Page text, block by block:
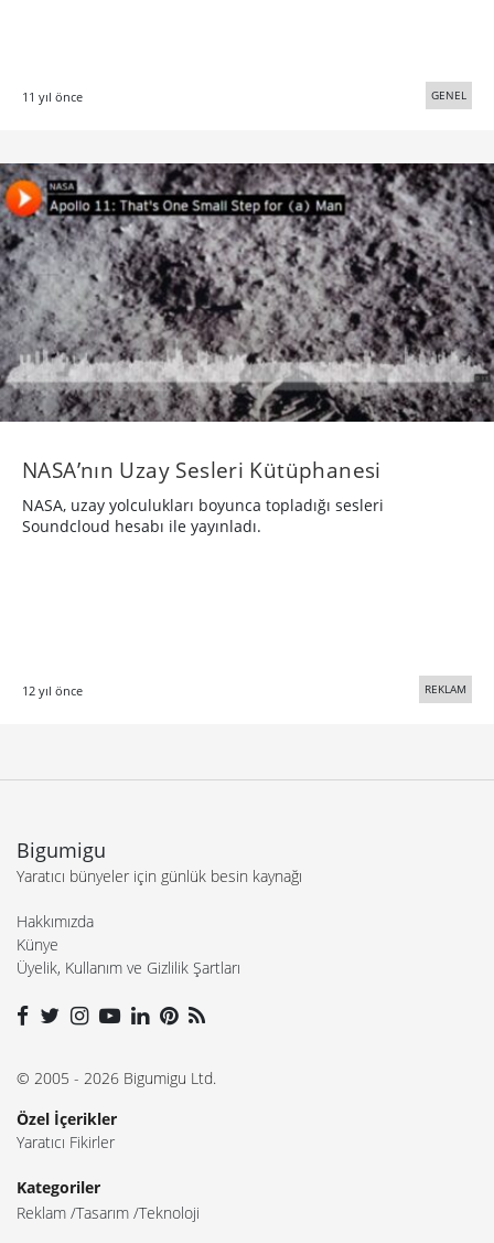
11 yıl önce GENEL
NASA’nın Uzay Sesleri Kütüphanesi
NASA, uzay yolculukları boyunca topladığı sesleri
Soundcloud hesabı ile yayınladı.
12 yıl önce REKLAM
Bigumigu
Yaratıcı bünyeler için günlük besin kaynağı
Hakkımızda
Künye
Üyelik, Kullanım ve Gizlilik Şartları
© 2005 - 2026 Bigumigu Ltd.
Özel İçerikler
Yaratıcı Fikirler
Kategoriler
Reklam Tasarım Teknoloji